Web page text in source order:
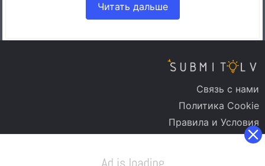
Читать дальше
Связь с нами
Политика Cookie
Правила и Условия
Политика Конфиденциальности